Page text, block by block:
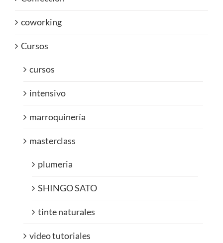
coworking
Cursos
cursos
intensivo
marroquinería
masterclass
plumeria
SHINGO SATO
tinte naturales
video tutoriales